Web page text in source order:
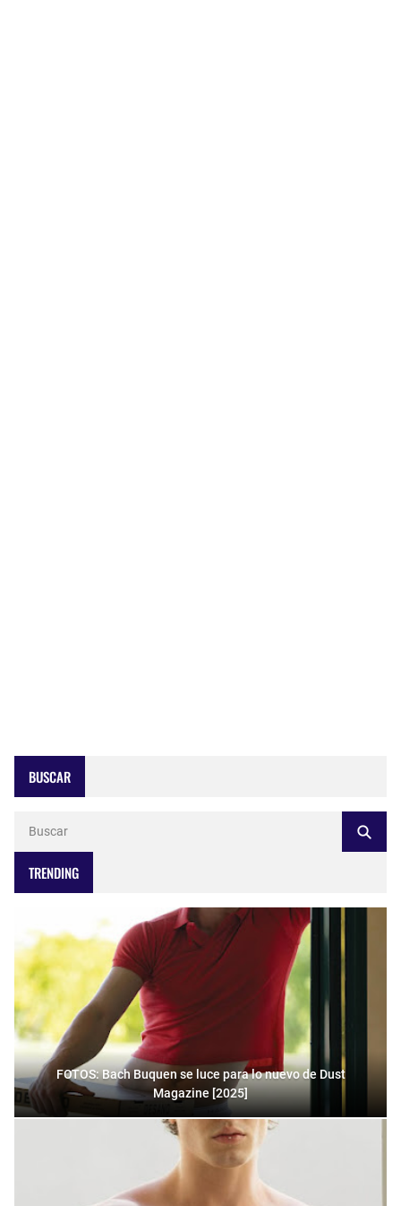
BUSCAR
TRENDING
FOTOS: Bach Buquen se luce para lo nuevo de Dust
Magazine [2025]